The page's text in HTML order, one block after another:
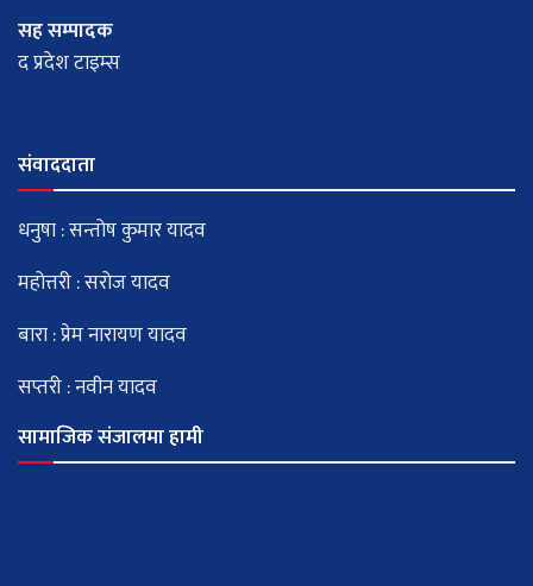
सह सम्पादक
द प्रदेश टाइम्स
संवाददाता
धनुषा : सन्तोष कुमार यादव
महोत्तरी : सरोज यादव
बारा : प्रेम नारायण यादव
सप्तरी : नवीन यादव
सामाजिक संजालमा हामी